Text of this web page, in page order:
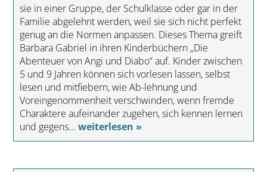
sie in einer Gruppe, der Schulklasse oder gar in der
Familie abgelehnt werden, weil sie sich nicht perfekt
genug an die Normen anpassen. Dieses Thema greift
Barbara Gabriel in ihren Kinderbüchern „Die
Abenteuer von Angi und Diabo“ auf. Kinder zwischen
5 und 9 Jahren können sich vorlesen lassen, selbst
lesen und mitfiebern, wie Ab-lehnung und
Voreingenommenheit verschwinden, wenn fremde
Charaktere aufeinander zugehen, sich kennen lernen
und gegens... weiterlesen »